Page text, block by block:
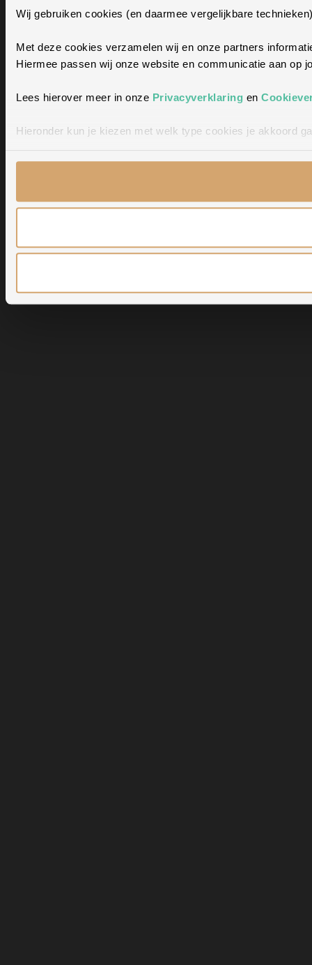
Wij gebruiken cookies (en daarmee vergelijkbare
Met deze cookies verzamelen wij en onze partners
Hiermee passen wij onze website en communicatie aan op
Lees hierover meer in onze Privacyverklaring en
Hieronder kun je kiezen met welk type cookies je akkoord